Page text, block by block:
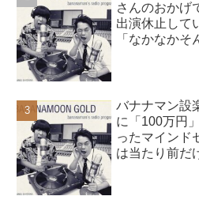
さんのおかげ
出演休止して
「なかなか
バナナマン設
に「100万円
ったマインド
は当たり前だ